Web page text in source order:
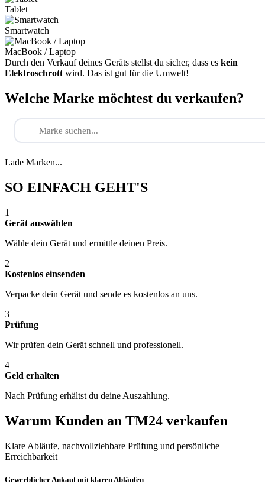
Tablet
Smartwatch
MacBook / Laptop
Durch den Verkauf deines Geräts stellst du sicher, dass es kein
Elektroschrott wird. Das ist gut für die Umwelt!
Welche Marke möchtest du verkaufen?
Lade Marken...
SO EINFACH GEHT'S
1
Gerät auswählen
Wähle dein Gerät und ermittle deinen Preis.
2
Kostenlos einsenden
Verpacke dein Gerät und sende es kostenlos an uns.
3
Prüfung
Wir prüfen dein Gerät schnell und professionell.
4
Geld erhalten
Nach Prüfung erhältst du deine Auszahlung.
Warum Kunden an TM24 verkaufen
Klare Abläufe, nachvollziehbare Prüfung und persönliche
Erreichbarkeit
Gewerblicher Ankauf mit klaren Abläufen